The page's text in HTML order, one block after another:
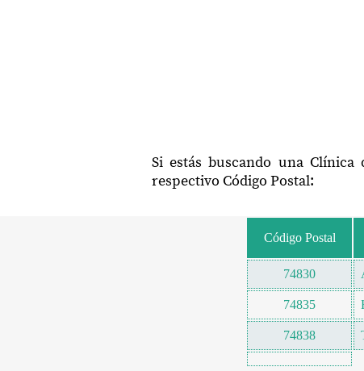
Si estás buscando una
respectivo Código Postal:
Código Postal
74830
74835
74838